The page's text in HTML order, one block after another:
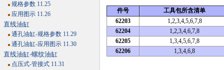
规格参数 11.25
应用图示 11.26
直线油缸
通孔油缸-规格参数 11.29
通孔油缸-应用图示 11.30
直线油缸-螺纹油缸
点压式-管接式 11.31
件号
工具包所含清单
62203
1,2,3,4,5,6,7,8
62204
1,2,3,4,6,7,8
62205
1,3,4,5,6,7,8
62206
1,3,4,6,8